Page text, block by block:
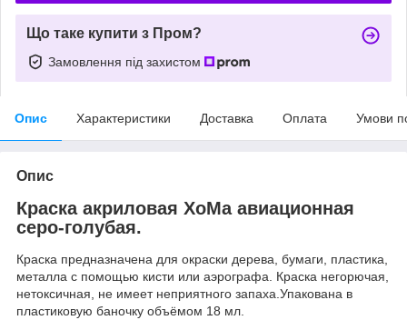
Що таке купити з Пром?
Замовлення під захистом
Опис Характеристики Доставка Оплата Умови
Опис
Краска акриловая ХоМа авиационная
серо-голубая.
Краска предназначена для окраски дерева, бумаги, пластика,
металла с помощью кисти или аэрографа. Краска негорючая,
нетоксичная, не имеет неприятного запаха.Упакована в
пластиковую баночку объёмом 18 мл.